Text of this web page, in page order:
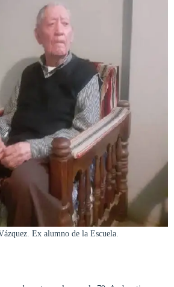
Ex alumno de la Escuela.